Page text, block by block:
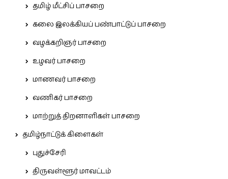
தமிழ் மீட்சிப் பாசறை
கலை இலக்கியப் பண்பாட்டுப் பாசறை
வழக்கறிஞர் பாசறை
உழவர் பாசறை
மாணவர் பாசறை
வணிகர் பாசறை
மாற்றுத் திறனாளிகள் பாசறை
தமிழ்நாட்டுக் கிளைகள்
புதுச்சேரி
திருவள்ளூர் மாவட்டம்